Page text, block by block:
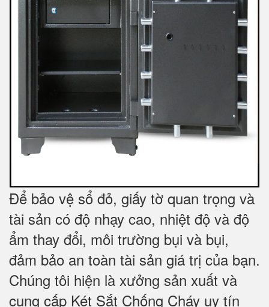
Để bảo vệ sổ đỏ, giấy tờ quan trọng và
tài sản có độ nhạy cao, nhiệt độ và độ
ẩm thay đổi, môi trường bụi và bụi,
đảm bảo an toàn tài sản giá trị của bạn.
Chúng tôi hiện là xưởng sản xuất và
cung cấp Két Sắt Chống Cháy uy tín